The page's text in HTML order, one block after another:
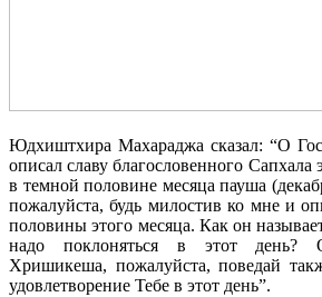
Юдхиштхира Махараджа сказал: “О
описал славу благословенного
в темной половине месяца пауша
пожалуйста, будь милостив ко мне и
половины этого месяца. Как он
надо поклоняться в этот
Хришикеша, пожалуйста, поведай
удовлетворение Тебе в этот день”.